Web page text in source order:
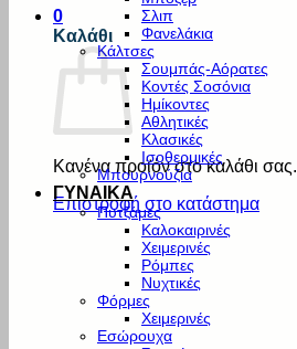
0
Καλάθι
Κανένα προϊόν στο καλάθι σας.
Επιστροφή στο κατάστημα
Σλιπ
Φανελάκια
Κάλτσες
Σουμπάς-Αόρατες
Κοντές Σοσόνια
Ημίκοντες
Αθλητικές
Κλασικές
Ισοθερμικές
Μπουρνούζια
ΓΥΝΑΙΚΑ
Πυτζάμες
Καλοκαιρινές
Χειμερινές
Ρόμπες
Νυχτικές
Φόρμες
Χειμερινές
Εσώρουχα